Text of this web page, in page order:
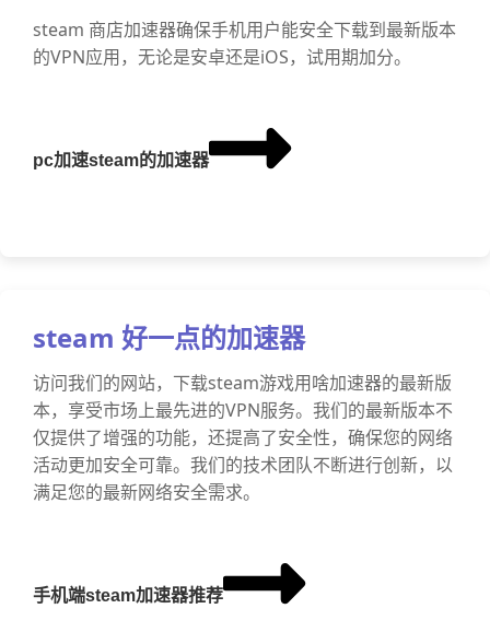
steam 商店加速器确保手机用户能安全下载到最新版本
的VPN应用，无论是安卓还是iOS，试用期加分。
pc加速steam的加速器
steam 好一点的加速器
访问我们的网站，下载steam游戏用啥加速器的最新版
本，享受市场上最先进的VPN服务。我们的最新版本不
仅提供了增强的功能，还提高了安全性，确保您的网络
活动更加安全可靠。我们的技术团队不断进行创新，以
满足您的最新网络安全需求。
手机端steam加速器推荐